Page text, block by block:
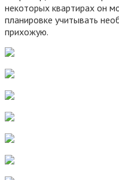
некоторых квартирах он
планировке учитывать
прихожую.